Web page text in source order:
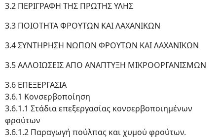
3.2 ΠΕΡΙΓΡΑΦΗ ΤΗΣ ΠΡΩΤΗΣ ΥΛΗΣ
3.3 ΠΟΙΟΤΗΤΑ ΦΡΟΥΤΩΝ ΚΑΙ ΛΑΧΑΝΙΚΩΝ
3.4 ΣΥΝΤΗΡΗΣΗ ΝΩΠΩΝ ΦΡΟΥΤΩΝ ΚΑΙ ΛΑΧΑΝΙΚΩΝ
3.5 ΑΛΛΟΙΩΣΕΙΣ ΑΠΟ ΑΝΑΠΤΥΞΗ ΜΙΚΡΟΟΡΓΑΝΙΣΜΩΝ
3.6 ΕΠΕΞΕΡΓΑΣΙΑ
3.6.1 Κονσερβοποίηση
3.6.1.1 Στάδια επεξεργασίας κονσερβοποιημένων
φρούτων
3.6.1.2 Παραγωγή πούλπας και χυμού φρούτων.